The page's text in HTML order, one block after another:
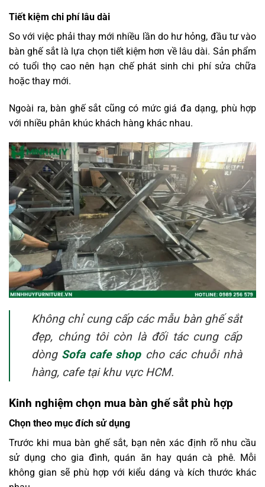
Tiết kiệm chi phí lâu dài
So với việc phải thay mới nhiều lần do hư hỏng, đầu tư vào
bàn ghế sắt là lựa chọn tiết kiệm hơn về lâu dài. Sản phẩm
có tuổi thọ cao nên hạn chế phát sinh chi phí sửa chữa
hoặc thay mới.
Ngoài ra, bàn ghế sắt cũng có mức giá đa dạng, phù hợp
với nhiều phân khúc khách hàng khác nhau.
Không chỉ cung cấp các mẫu bàn ghế sắt
đẹp, chúng tôi còn là đối tác cung cấp
dòng Sofa cafe shopcho các chuỗi nhà
hàng, cafe tại khu vực HCM.
Kinh nghiệm chọn mua bàn ghế sắt phù hợp
Chọn theo mục đích sử dụng
Trước khi mua bàn ghế sắt, bạn nên xác định rõ nhu cầu
sử dụng cho gia đình, quán ăn hay quán cà phê. Mỗi
không gian sẽ phù hợp với kiểu dáng và kích thước khác